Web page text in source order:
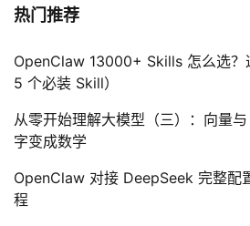
热门推荐
OpenClaw 13000+ Skills 怎么选
5 个必装 Skill）
从零开始理解大模型（三）：向
字变成数学
OpenClaw 对接 DeepSeek 完整配
程